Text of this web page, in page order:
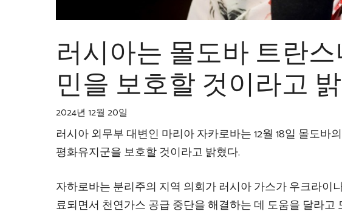
러시아는 몰도바 트란
민을 보호할 것이라고
2024년 12월 20일
러시아 외무부 대변인 마리아 자카로바는 12월 18일 몰도
평화유지군을 보호할 것이라고 밝혔다.
자하로바는 분리주의 지역 의회가 러시아 가스가 우크라이
료되면서 천연가스 공급 중단을 해결하는 데 도움을 달라